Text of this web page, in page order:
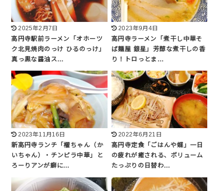
2025年2月7日
高円寺駅前ラーメン「オホーツ
ク北見焼肉のっけ ひるのっけ」
真っ黒な醤油ス…
2023年9月4日
高円寺ラーメン「煮干し中華そ
ば麺屋 銀星」芳醇な煮干しの香
り！トロっとま…
2023年11月16日
新高円寺ランチ「櫂ちゃん（か
いちゃん）・チンピラ中華」と
ろーりアンが癖に…
2022年6月21日
高円寺定食「ごはんや蝶」一日
の疲れが癒される、ボリューム
たっぷりの日替わ…